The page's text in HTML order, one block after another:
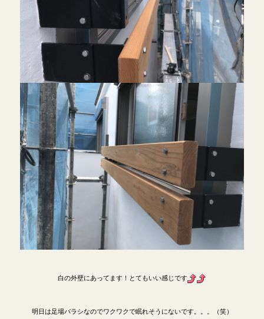
白の外壁にあってます！とてもいい感じです
明日は足場バラシなのでワクワクで眠れそうにないです。。。（笑）